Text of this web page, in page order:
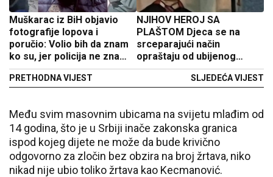
Muškarac iz BiH objavio
fotografije lopova i
poručio: Volio bih da znam
ko su, jer policija ne zna
(VIDEO)
PRETHODNA VIJEST
NJIHOV HEROJ SA
PLAŠTOM Djeca se na
srceparajući način
opraštaju od ubijenog
čuvara Dragana (FOTO)
SLJEDEĆA VIJEST
Među svim masovnim ubicama na svijetu mlađim od
14 godina, što je u Srbiji inače zakonska granica
ispod kojeg dijete ne može da bude krivično
odgovorno za zločin bez obzira na broj žrtava, niko
nikad nije ubio toliko žrtava kao Kecmanović.